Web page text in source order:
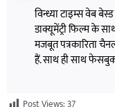
विन्ध्या टाइम्स वेब
डाक्यूमेंट्री फिल्म के
मजबूत पत्रकारिता
हैं. साथ ही साथ